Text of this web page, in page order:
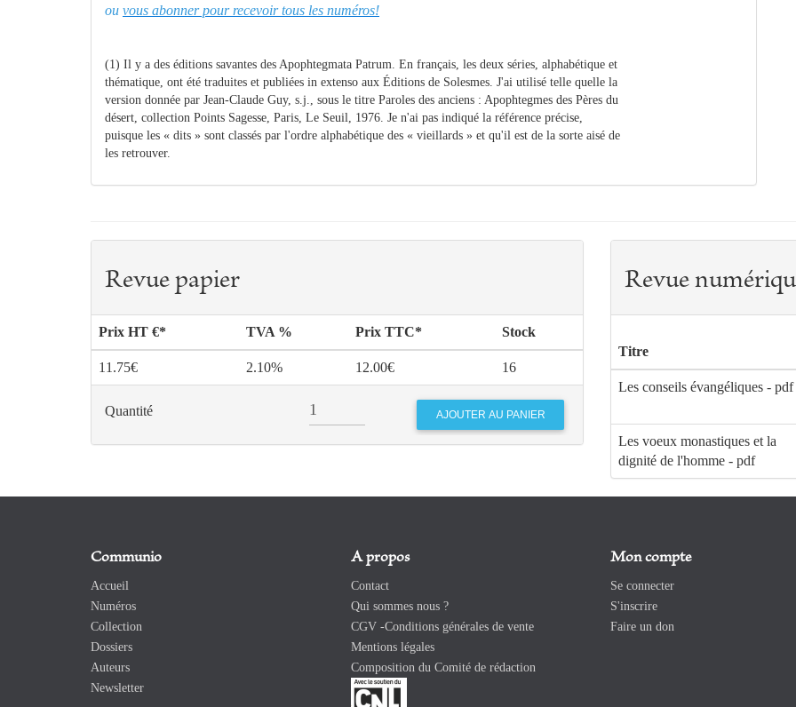
ou vous abonner pour recevoir tous les numéros!
(1) Il y a des éditions savantes des Apophtegmata Patrum. En français, les deux séries, alphabétique et
thématique, ont été traduites et publiées in extenso aux Éditions de Solesmes. J'ai utilisé telle quelle la
version donnée par Jean-Claude Guy, s.j., sous le titre Paroles des anciens : Apophtegmes des Pères du
désert, collection Points Sagesse, Paris, Le Seuil, 1976. Je n'ai pas indiqué la référence précise,
puisque les « dits » sont classés par l'ordre alphabétique des « vieillards » et qu'il est de la sorte aisé de
les retrouver.
Revue papier
Prix HT €* TVA % Prix TTC* Stock
11.75€ 2.10% 12.00€ 16
Quantité
Revue
Titre
Les conseils évangéliques - pdf
Les voeux monastiques et la
dignité de l'homme - pdf
Communio
Accueil
Numéros
Collection
Dossiers
Auteurs
Newsletter
A propos
Contact
Qui sommes nous ?
CGV -Conditions générales de vente
Mentions légales
Composition du Comité de rédaction
Mon compte
Se connecter
S'inscrire
Faire un don